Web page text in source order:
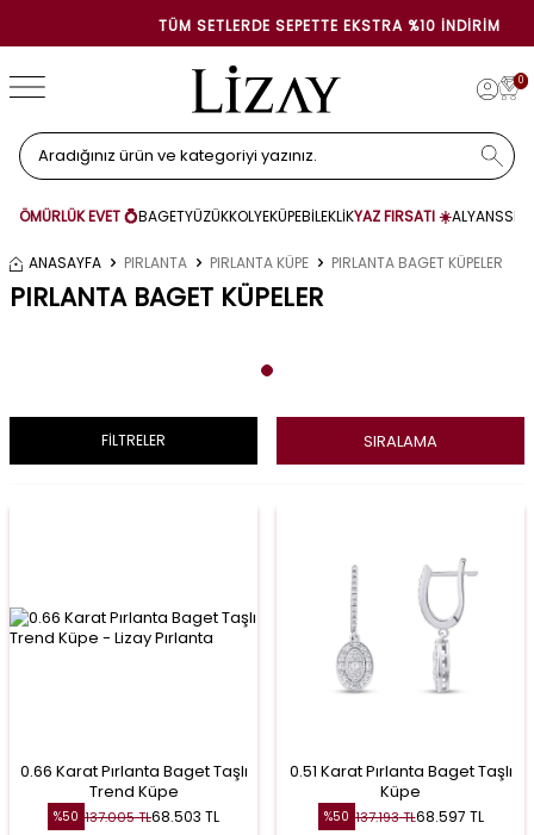
TÜM SETLERDE SEPETTE EKSTRA %10 İNDIRIM
0
ÖMÜRLÜK EVET 💍BAGETYÜZÜKKOLYEKÜPEBİLEKLİKYAZ FIRSATI ☀️ALYANS
ANASAYFA PIRLANTA PIRLANTA KÜPE PIRLANTA BAGET KÜPELER
PIRLANTA BAGET KÜPELER
FİLTRELER SIRALAMA
0.66 Karat Pırlanta Baget Taşlı
Trend Küpe
%50 137.005TL68.503 TL
0.51 Karat Pırlanta Baget Taşlı
Küpe
%50 137.193TL68.597 TL